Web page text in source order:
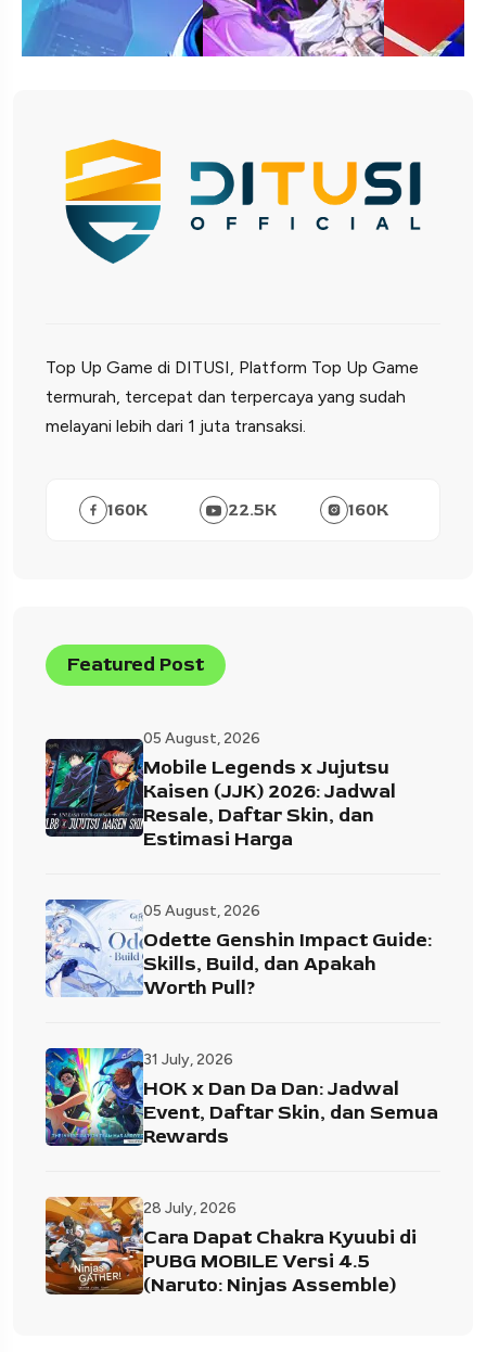
Top Up Game di DITUSI, Platform Top Up Game
termurah, tercepat dan terpercaya yang sudah
melayani lebih dari 1 juta transaksi.
160K 22.5K 160K
Featured Post
05 August, 2026
Mobile Legends x Jujutsu
Kaisen (JJK) 2026: Jadwal
Resale, Daftar Skin, dan
Estimasi Harga
05 August, 2026
Odette Genshin Impact Guide:
Skills, Build, dan Apakah
Worth Pull?
31 July, 2026
HOK x Dan Da Dan: Jadwal
Event, Daftar Skin, dan Semua
Rewards
28 July, 2026
Cara Dapat Chakra Kyuubi di
PUBG MOBILE Versi 4.5
(Naruto: Ninjas Assemble)